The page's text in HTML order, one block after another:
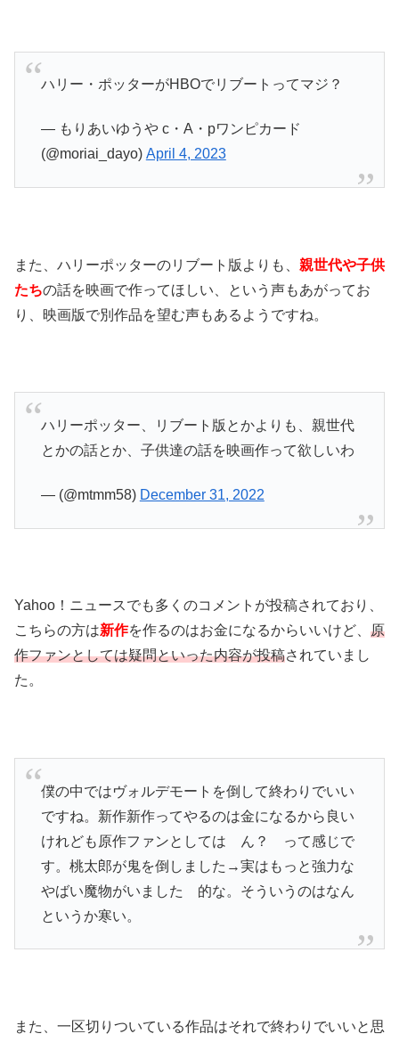
ハリー・ポッターがHBOでリブートってマジ？
— もりあいゆうや c・A・pワンピカード
(@moriai_dayo) April 4, 2023
また、ハリーポッターのリブート版よりも、 親世代や子供
たちの話を映画で作ってほしい、という声もあがってお
り、映画版で別作品を望む声もあるようですね。
ハリーポッター、リブート版とかよりも、親世代
とかの話とか、子供達の話を映画作って欲しいわ
— (@mtmm58) December 31, 2022
Yahoo！ニュースでも多くのコメントが投稿されており、
こちらの方は新作を作るのはお金になるからいいけど、 原
作ファンとしては疑問といった内容が投稿されていまし
た。
僕の中ではヴォルデモートを倒して終わりでいい
ですね。新作新作ってやるのは金になるから良い
けれども原作ファンとしては ん？ って感じで
す。桃太郎が鬼を倒しました→実はもっと強力な
やばい魔物がいました 的な。そういうのはなん
というか寒い。
また、一区切りついている作品はそれで終わりでいいと思